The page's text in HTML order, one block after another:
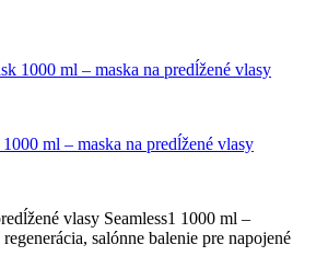
ml – maska na predĺžené vlasy
vlasy Seamless1 1000 ml –
salónne balenie pre napojené